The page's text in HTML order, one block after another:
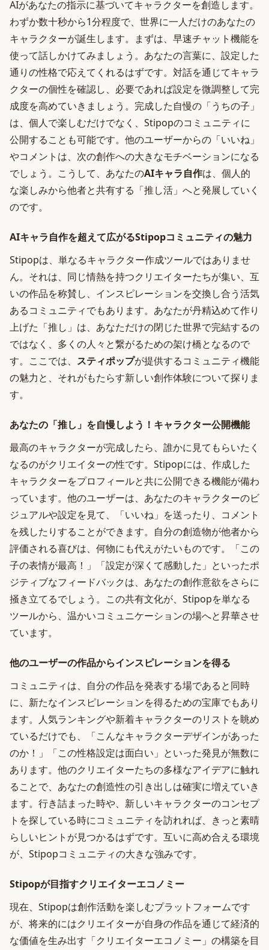
AIがあなたの指示に基づいてキャラクターを創造します。
わずか数十秒から1分程度で、世界に一人だけのあなたの
キャラクターが誕生します。まずは、早速チャット機能を
使って話しかけてみましょう。あなたの言葉に、設定した
通りの性格で応えてくれるはずです。対話を通じてキャラ
クターの個性を確認し、必要であれば設定を微調整して完
成度を高めていきましょう。完成した自慢の「うちの子」
は、個人で楽しむだけでなく、Stipopのコミュニティに
公開することも可能です。他のユーザーからの「いいね」
やコメントは、次の創作への大きなモチベーションになる
でしょう。こうして、あなたのAIキャラ自作は、個人的
な楽しみから他者と共有する「推し活」へと発展していく
のです。
AIキャラ自作を超えて広がるStipopコミュニティの魅力
Stipopは、単なるキャラクター作成ツールではありませ
ん。それは、同じ情熱を持つクリエイターたちが集い、互
いの作品を称賛し、インスピレーションを交換し合う活気
あるコミュニティでもあります。あなたが丹精込めて作り
上げた「推し」は、あなただけの閉じた世界で完結するの
ではなく、多くの人々と繋がるための架け橋となるので
す。ここでは、 スティポップが提供するコミュニティ機能
の魅力と、それがもたらす新しい創作体験について探りま
す。
あなたの「推し」を自慢しよう！キャラクター公開機能
最高のキャラクターが完成したら、誰かに見てもらいたく
なるのがクリエイターの性です。Stipopには、作成した
キャラクターをプロフィールと共に公開できる機能が備わ
っています。他のユーザーは、あなたのキャラクターのビ
ジュアルや設定を見て、「いいね」を送ったり、コメント
を残したりすることができます。自分の創造物が他者から
評価される喜びは、何物にも代えがたいものです。「この
子の表情が最高！」「設定が深くて感動した」といったポ
ジティブなフィードバックは、あなたの創作意欲をさらに
掻き立てるでしょう。この共有文化が、Stipopを単なる
ツールから、温かいコミュニケーションの場へと昇華させ
ています。
他のユーザーの作品からインスピレーションを得る
コミュニティは、自分の作品を発表する場であると同時
に、新たなインスピレーションを得るための宝庫でもあり
ます。人気ランキングや新着キャラクターのリストを眺め
ているだけでも、「こんなキャラクターデザインがあった
のか！」「この性格設定は面白い」といった発見が無数に
あります。他のクリエイターたちの多様なアイデアに触れ
ることで、あなたの創造性の引き出しは確実に増えていき
ます。行き詰まった時や、新しいキャラクターのコンセプ
トを探している時にコミュニティを訪れれば、きっと素晴
らしいヒントが見つかるはずです。互いに高め合える環境
が、Stipopコミュニティの大きな強みです。
Stipopが目指すクリエイターエコノミー
現在、Stipopは創作活動を楽しむプラットフォームです
が、将来的にはクリエイターが自身の作品を通じて経済的
な価値を生み出す「クリエイターエコノミー」の構築を目